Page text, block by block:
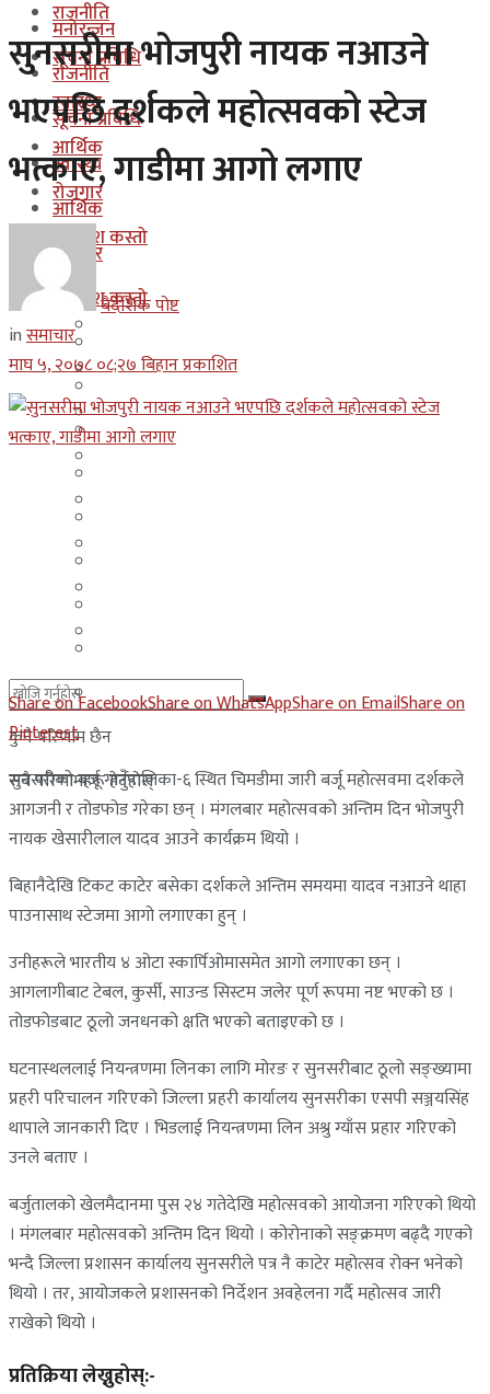
राजनीति
सूचना प्रबिधि
स्वास्थ्य
आर्थिक
रोजगार
कुन देश कस्तो
इजरायल
कुवेत
दक्षिण कोरीया
कुनै परिणाम छैन
सबै परिणामहरू हेर्नुहोस्
मनोरन्जन
राजनीति
सूचना प्रबिधि
स्वास्थ्य
आर्थिक
रोजगार
कुन देश कस्तो
कुवेत
साउदी अरब
सुनसरीमा भोजपुरी नायक नआउने
भएपछि दर्शकले महोत्सवको स्टेज
भत्काए, गाडीमा आगो लगाए
बैदेशिक पोष्ट
inसमाचार
माघ ५, २०७८ ०८;२७ बिहान प्रकाशित
Share on FacebookShare on WhatsAppShare on EmailShare on
Pinterest
सुनसरीको बर्जू गाउँपालिका-६ स्थित चिमडीमा जारी बर्जू महोत्सवमा दर्शकले
आगजनी र तोडफोड गरेका छन् । मंगलबार महोत्सवको अन्तिम दिन भोजपुरी
नायक खेसारीलाल यादव आउने कार्यक्रम थियो ।
बिहानैदेखि टिकट काटेर बसेका दर्शकले अन्तिम समयमा यादव नआउने थाहा
पाउनासाथ स्टेजमा आगो लगाएका हुन् ।
उनीहरूले भारतीय ४ ओटा स्कार्पिओमासमेत आगो लगाएका छन् ।
आगलागीबाट टेबल, कुर्सी, साउन्ड सिस्टम जलेर पूर्ण रूपमा नष्ट भएको छ ।
तोडफोडबाट ठूलो जनधनको क्षति भएको बताइएको छ ।
घटनास्थललाई नियन्त्रणमा लिनका लागि मोरङ र सुनसरीबाट ठूलो सङ्ख्यामा
प्रहरी परिचालन गरिएको जिल्ला प्रहरी कार्यालय सुनसरीका एसपी सञ्जयसिंह
थापाले जानकारी दिए । भिडलाई नियन्त्रणमा लिन अश्रु ग्याँस प्रहार गरिएको
उनले बताए ।
बर्जुतालको खेलमैदानमा पुस २४ गतेदेखि महोत्सवको आयोजना गरिएको थियो
। मंगलबार महोत्सवको अन्तिम दिन थियो । कोरोनाको सङ्क्रमण बढ्दै गएको
भन्दै जिल्ला प्रशासन कार्यालय सुनसरीले पत्र नै काटेर महोत्सव रोक्न भनेको
थियो । तर, आयोजकले प्रशासनको निर्देशन अवहेलना गर्दै महोत्सव जारी
राखेको थियो ।
प्रतिक्रिया लेख्नुहोस्:-